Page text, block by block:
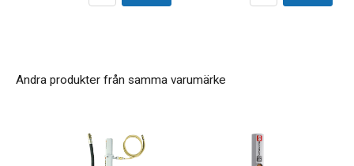
Andra produkter från samma varumärke